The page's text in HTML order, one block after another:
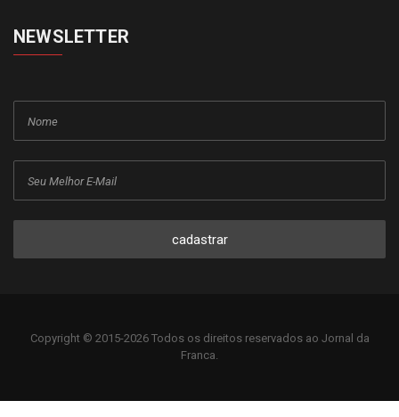
NEWSLETTER
cadastrar
Copyright © 2015-2026 Todos os direitos reservados ao Jornal da
Franca.